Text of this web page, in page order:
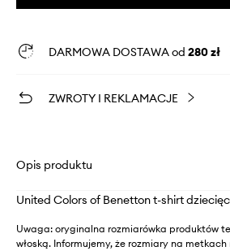
DARMOWA DOSTAWA od 280 zł
ZWROTY I REKLAMACJE
Opis produktu
United Colors of Benetton t-shirt
Uwaga: oryginalna rozmiarówka produktów
włoską. Informujemy, że rozmiary na